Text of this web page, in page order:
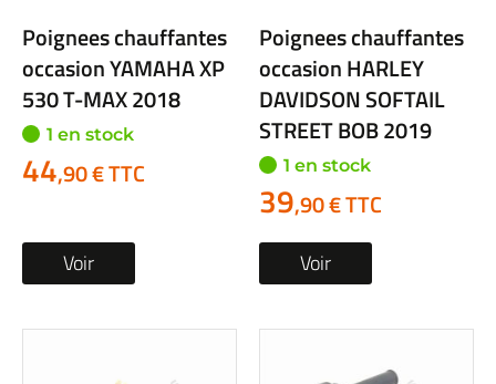
Poignees chauffantes
occasion YAMAHA XP
530 T-MAX 2018
1 en stock
44,90 € TTC
Voir
Poignees chauffantes
occasion HARLEY
DAVIDSON SOFTAIL
STREET BOB 2019
1 en stock
39,90 € TTC
Voir